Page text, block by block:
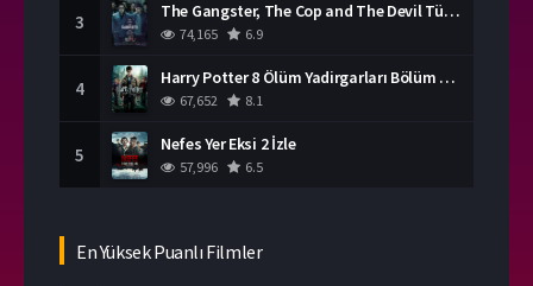
3 The Gangster, The Cop and The Devil Türkçe Dublaj İzle
74,165 6.9
4 Harry Potter 8 Ölüm Yadirgarları Bölüm 2 İzle
67,652 8.1
5 Nefes Yer Eksi 2 İzle
57,996 6.5
En Yüksek Puanlı Filmler